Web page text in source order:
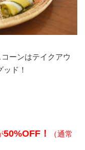
ーンはテイクアウ
ド！
50%OFF！
（通常